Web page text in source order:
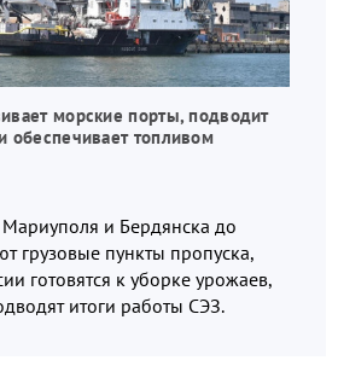
морские порты, подводит
обеспечивает топливом
и Бердянска до
грузовые пункты пропуска,
готовятся к уборке урожаев,
итоги работы СЭЗ.